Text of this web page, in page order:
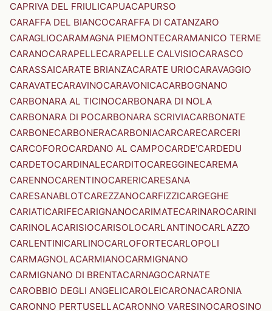
CAPRIVA DEL FRIULICAPUACAPURSO
CARAFFA DEL BIANCOCARAFFA DI CATANZARO
CARAGLIOCARAMAGNA PIEMONTECARAMANICO TERME
CARANOCARAPELLECARAPELLE CALVISIOCARASCO
CARASSAICARATE BRIANZACARATE URIOCARAVAGGIO
CARAVATECARAVINOCARAVONICACARBOGNANO
CARBONARA AL TICINOCARBONARA DI NOLA
CARBONARA DI POCARBONARA SCRIVIACARBONATE
CARBONECARBONERACARBONIACARCARECARCERI
CARCOFOROCARDANO AL CAMPOCARDE'CARDEDU
CARDETOCARDINALECARDITOCAREGGINECAREMA
CARENNOCARENTINOCARERICARESANA
CARESANABLOTCAREZZANOCARFIZZICARGEGHE
CARIATICARIFECARIGNANOCARIMATECARINAROCARINI
CARINOLACARISIOCARISOLOCARLANTINOCARLAZZO
CARLENTINICARLINOCARLOFORTECARLOPOLI
CARMAGNOLACARMIANOCARMIGNANO
CARMIGNANO DI BRENTACARNAGOCARNATE
CAROBBIO DEGLI ANGELICAROLEICARONACARONIA
CARONNO PERTUSELLACARONNO VARESINOCAROSINO